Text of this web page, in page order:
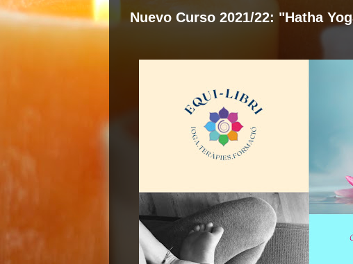
Nuevo Curso 2021/22: "Hatha